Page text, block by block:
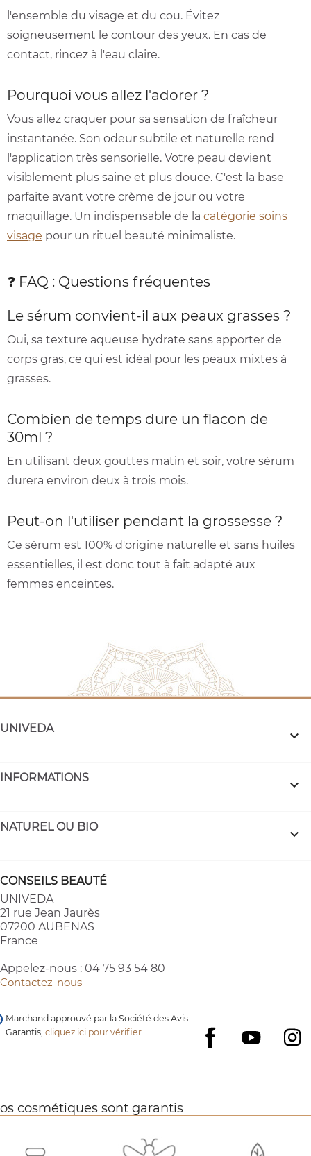
l'ensemble du visage et du cou. Évitez
soigneusement le contour des yeux. En cas de
contact, rincez à l'eau claire.
Pourquoi vous allez l'adorer ?
Vous allez craquer pour sa sensation de fraîcheur
instantanée. Son odeur subtile et naturelle rend
l'application très sensorielle. Votre peau devient
visiblement plus saine et plus douce. C'est la base
parfaite avant votre crème de jour ou votre
maquillage. Un indispensable de la catégorie soins
visage pour un rituel beauté minimaliste.
❓ FAQ : Questions fréquentes
Le sérum convient-il aux peaux grasses ?
Oui, sa texture aqueuse hydrate sans apporter de
corps gras, ce qui est idéal pour les peaux mixtes à
grasses.
Combien de temps dure un flacon de
30ml ?
En utilisant deux gouttes matin et soir, votre sérum
durera environ deux à trois mois.
Peut-on l'utiliser pendant la grossesse ?
Ce sérum est 100% d'origine naturelle et sans huiles
essentielles, il est donc tout à fait adapté aux
femmes enceintes.
UNIVEDA 
INFORMATIONS 
NATUREL OU BIO 
CONSEILS BEAUTÉ
UNIVEDA
21 rue Jean Jaurès
07200 AUBENAS
France
Appelez-nous : 04 75 93 54 80
Contactez-nous
Facebook
YouTube
Marchand approuvé par la Société des Avis
Garantis,cliquez ici pour vérifier.
cosmétiques sont garantis